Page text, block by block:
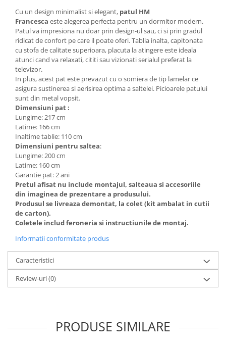
Saltele patuturi copii
Paturi copii
Masa si scaune gradinita
Seturi comode living si dormitor
Cu un design minimalist si elegant, patul HM
Francesca este alegerea perfecta pentru un dormitor modern.
Patul va impresiona nu doar prin design-ul sau, ci si prin gradul
ridicat de confort pe care il poate oferi. Tablia inalta, capitonata
cu stofa de calitate superioara, placuta la atingere este ideala
atunci cand va relaxati, cititi sau vizionati serialul preferat la
televizor.
In plus, acest pat este prevazut cu o somiera de tip lamelar ce
asigura sustinerea si aerisirea optima a saltelei. Picioarele patului
sunt din metal vopsit.
Dimensiuni pat :
Lungime: 217 cm
Latime: 166 cm
Inaltime tablie: 110 cm
Dimensiuni pentru saltea:
Lungime: 200 cm
Latime: 160 cm
Garantie pat: 2 ani
Pretul afisat nu include montajul, salteaua si accesoriile
din imaginea de prezentare a produsului.
Produsul se livreaza demontat, la colet (kit ambalat in cutii
de carton).
Coletele includ feroneria si instructiunile de montaj.
Informatii conformitate produs
Caracteristici
Review-uri(0)
PRODUSE SIMILARE